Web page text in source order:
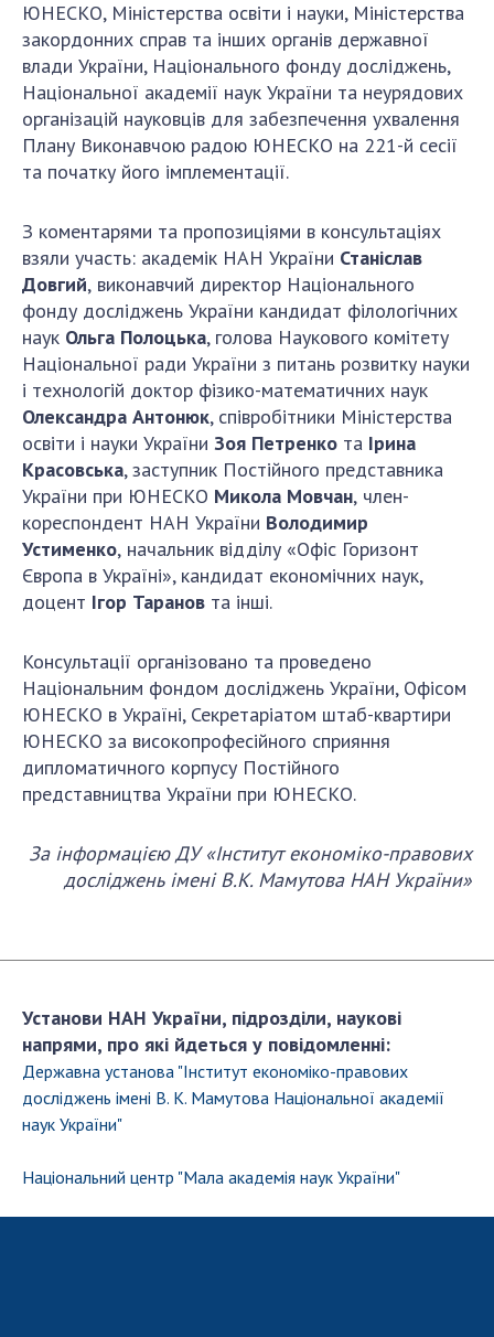
ЮНЕСКО, Міністерства освіти і науки, Міністерства
закордонних справ та інших органів державної
влади України, Національного фонду досліджень,
Національної академії наук України та неурядових
організацій науковців для забезпечення ухвалення
Плану Виконавчою радою ЮНЕСКО на 221-й сесії
та початку його імплементації.
З коментарями та пропозиціями в консультаціях
взяли участь: академік НАН України Станіслав
Довгий, виконавчий директор Національного
фонду досліджень України кандидат філологічних
наук Ольга Полоцька, голова Наукового комітету
Національної ради України з питань розвитку науки
і технологій доктор фізико-математичних наук
Олександра Антонюк, співробітники Міністерства
освіти і науки України Зоя Петренко та Ірина
Красовська, заступник Постійного представника
України при ЮНЕСКО Микола Мовчан, член-
кореспондент НАН України Володимир
Устименко, начальник відділу «Офіс Горизонт
Європа в Україні», кандидат економічних наук,
доцент Ігор Таранов та інші.
Консультації організовано та проведено
Національним фондом досліджень України, Офісом
ЮНЕСКО в Україні, Секретаріатом штаб-квартири
ЮНЕСКО за високопрофесійного сприяння
дипломатичного корпусу Постійного
представництва України при ЮНЕСКО.
За інформацією ДУ «Інститут економіко-правових
досліджень імені В.К. Мамутова НАН України»
Установи НАН України, підрозділи, наукові
напрями, про які йдеться у повідомленні:
Державна установа "Інститут економіко-правових
досліджень імені В. К. Мамутова Національної академії
наук України"
Національний центр "Мала академія наук України"